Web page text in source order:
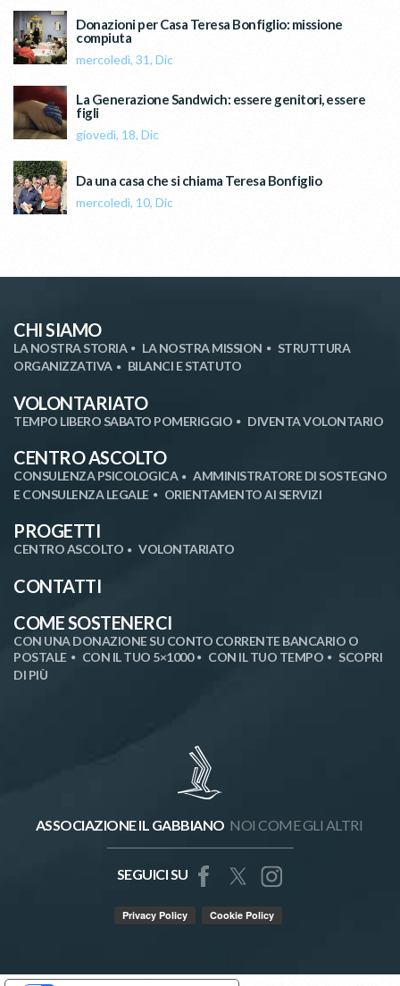
Donazioni per Casa Teresa Bonfiglio: missione
compiuta
mercoledì, 31, Dic
La Generazione Sandwich: essere genitori, essere
figli
giovedì, 18, Dic
Da una casa che si chiama Teresa Bonfiglio
mercoledì, 10, Dic
CHI SIAMO
LA NOSTRA STORIA LA NOSTRA MISSION
STRUTTURA
ORGANIZZATIVA
BILANCI E STATUTO
VOLONTARIATO
TEMPO LIBERO SABATO POMERIGGIO DIVENTA VOLONTARIO
CENTRO ASCOLTO
CONSULENZA PSICOLOGICA
AMMINISTRATORE DI SOSTEGNO
E CONSULENZA LEGALE
ORIENTAMENTO AI SERVIZI
PROGETTI
CENTRO ASCOLTO VOLONTARIATO
CONTATTI
COME SOSTENERCI
CON UNA DONAZIONE SU CONTO CORRENTE BANCARIO O
POSTALE
CON IL TUO 5×1000 CON IL TUO TEMPO
SCOPRI
DI PIÙ
ASSOCIAZIONE IL GABBIANO NOI COME GLI ALTRI
SEGUICI SU